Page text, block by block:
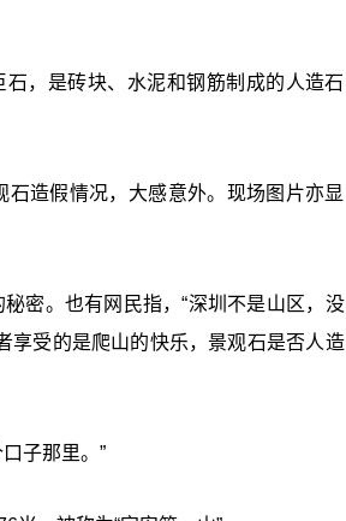
，是砖块、水泥和钢筋制成的人造石
造假情况，大感意外。现场图片亦显
密。也有网民指，“深圳不是山区，没
享受的是爬山的快乐，景观石是否人造
子那里。”